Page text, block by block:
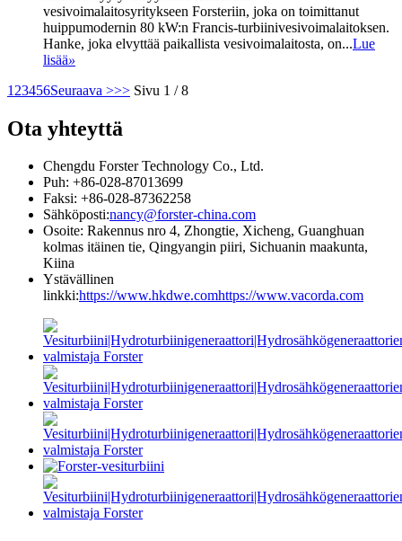
vesivoimalaitosyritykseen Forsteriin, joka on toimittanut
huippumodernin 80 kW:n Francis-turbiinivesivoimalaitoksen.
Hanke, joka elvyttää paikallista vesivoimalaitosta, on...Lue
lisää»
1 23456Seuraava >>> Sivu 1 / 8
Ota yhteyttä
Chengdu Forster Technology Co., Ltd.
Puh: +86-028-87013699
Faksi: +86-028-87362258
Sähköposti:nancy@forster-china.com
Osoite: Rakennus nro 4, Zhongtie, Xicheng, Guanghuan
kolmas itäinen tie, Qingyangin piiri, Sichuanin maakunta,
Kiina
Ystävällinen
linkki:https://www.hkdwe.comhttps://www.vacorda.com